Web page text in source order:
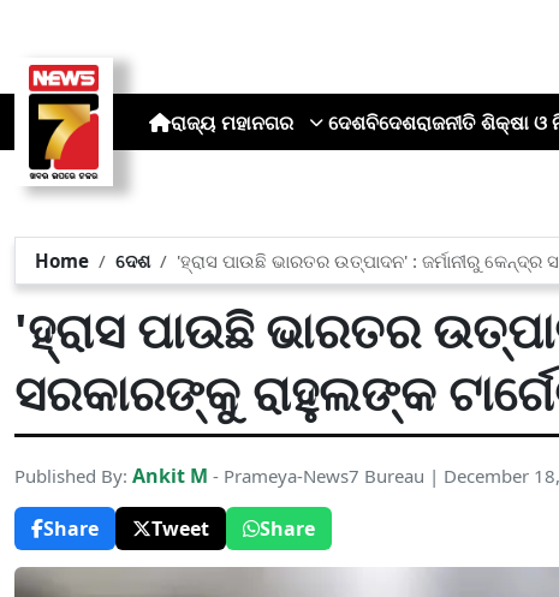
ରାଜ୍ୟ ମହାନଗର ଦେଶବିଦେଶରାଜନୀତି ଶିକ୍ଷା ଓ
Home ଦେଶ 'ହ୍ରାସ ପାଉଛି ଭାରତର ଉତ୍ପାଦନ' : ଜର୍ମାନୀରୁ କେନ୍ଦ୍ର
'ହ୍ରାସ ପାଉଛି ଭାରତର
ସରକାରଙ୍କୁ ରାହୁଲଙ୍କ
Published By: Ankit M - Prameya-News7 Bureau | December
Share
Tweet Share